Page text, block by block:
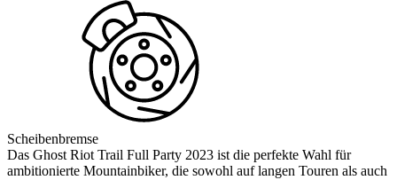
Scheibenbremse
Das Ghost Riot Trail Full Party 2023 ist die perfekte Wahl für
ambitionierte Mountainbiker, die sowohl auf langen Touren als auch